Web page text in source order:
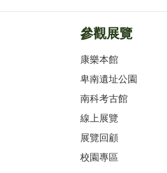
參觀展覽
康樂本館
卑南遺址公園
南科考古館
線上展覽
展覽回顧
校園專區